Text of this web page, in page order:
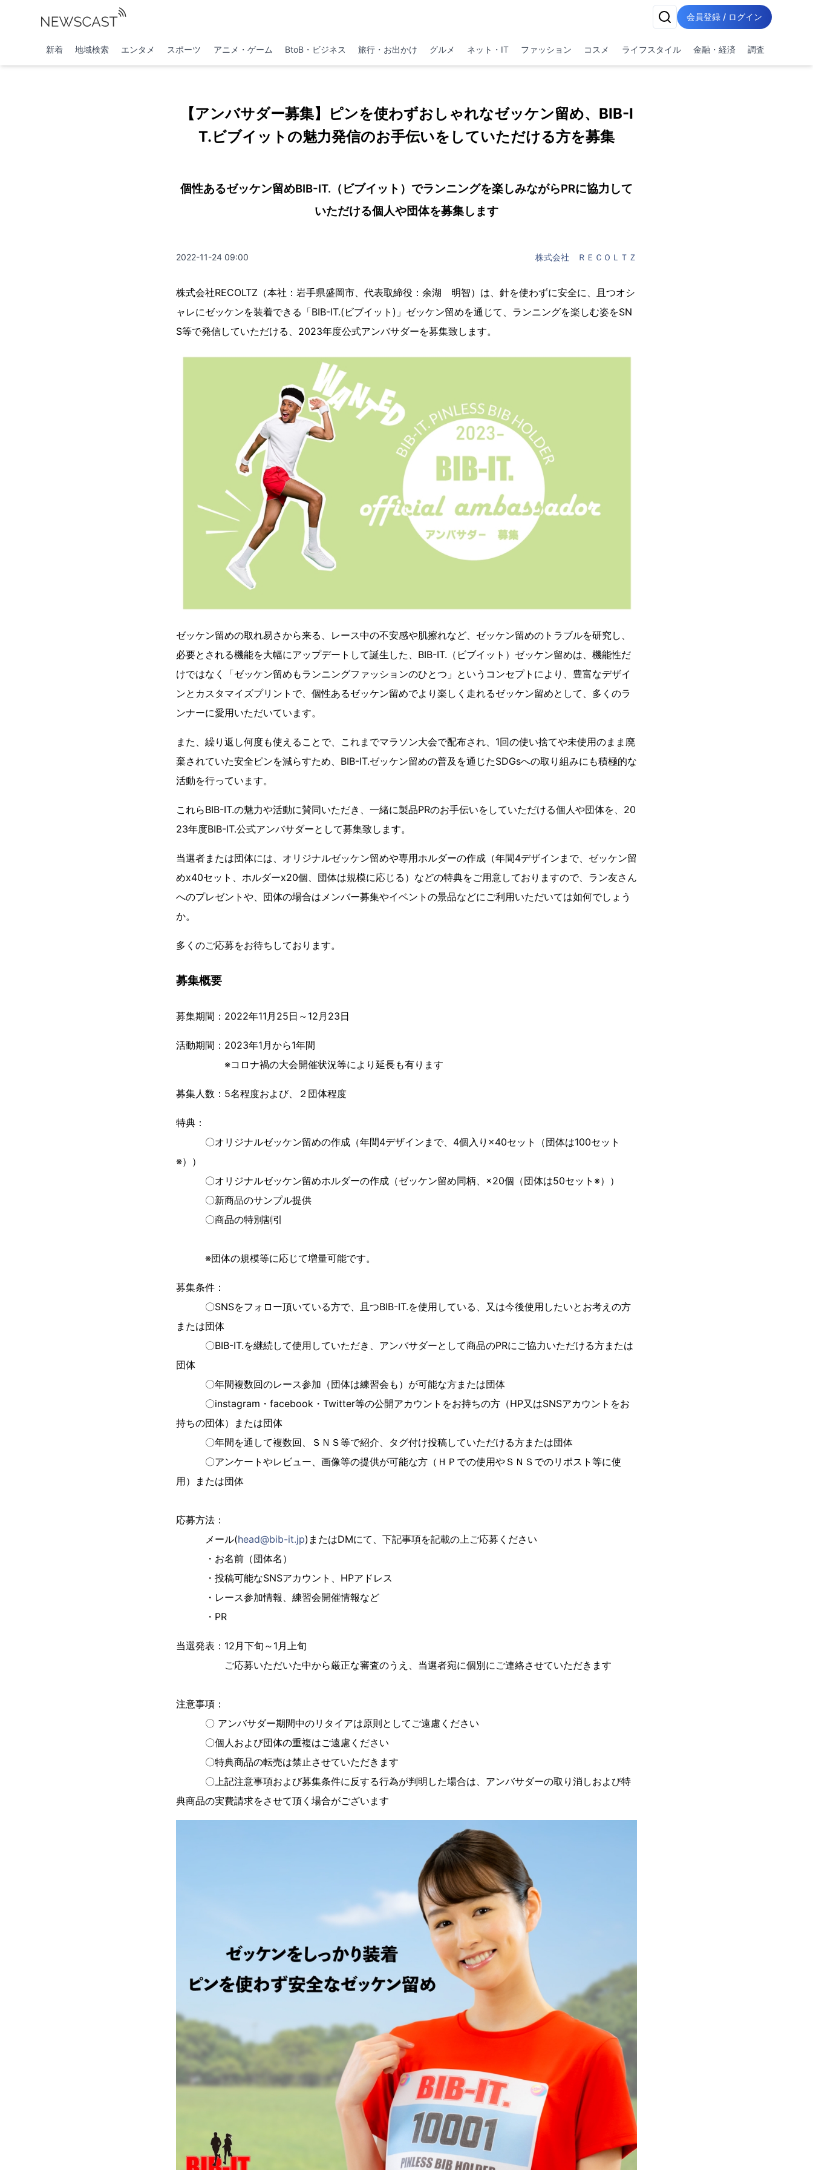
会員登録 / ログイン
新着 地域検索 エンタメ スポーツ アニメ・ゲーム BtoB・ビジネス 旅行・お出かけ グルメ ネット・IT ファッション コスメ ライフスタイル 金融・経済 調査
【アンバサダー募集】ピンを使わずおしゃれなゼッケン留め、BIB-I
T.ビブイットの魅力発信のお手伝いをしていただける方を募集
個性あるゼッケン留めBIB-IT.（ビブイット）でランニングを楽しみながらPRに協力して
いただける個人や団体を募集します
2022-11-24 09:00 株式会社 ＲＥＣＯＬＴＺ
株式会社RECOLTZ（本社：岩手県盛岡市、代表取締役：余湖 明智）は、針を使わずに安全に、且つオシ
ャレにゼッケンを装着できる「BIB-IT.(ビブイット)」ゼッケン留めを通じて、ランニングを楽しむ姿をSN
S等で発信していただける、2023年度公式アンバサダーを募集致します。
ゼッケン留めの取れ易さから来る、レース中の不安感や肌擦れなど、ゼッケン留めのトラブルを研究し、
必要とされる機能を大幅にアップデートして誕生した、BIB-IT.（ビブイット）ゼッケン留めは、機能性だ
けではなく「ゼッケン留めもランニングファッションのひとつ」というコンセプトにより、豊富なデザイ
ンとカスタマイズプリントで、個性あるゼッケン留めでより楽しく走れるゼッケン留めとして、多くのラ
ンナーに愛用いただいています。
また、繰り返し何度も使えることで、これまでマラソン大会で配布され、1回の使い捨てや未使用のまま廃
棄されていた安全ピンを減らすため、BIB-IT.ゼッケン留めの普及を通じたSDGsへの取り組みにも積極的な
活動を行っています。
これらBIB-IT.の魅力や活動に賛同いただき、一緒に製品PRのお手伝いをしていただける個人や団体を、20
23年度BIB-IT.公式アンバサダーとして募集致します。
当選者または団体には、オリジナルゼッケン留めや専用ホルダーの作成（年間4デザインまで、ゼッケン留
めx40セット、ホルダーx20個、団体は規模に応じる）などの特典をご用意しておりますので、ラン友さん
へのプレゼントや、団体の場合はメンバー募集やイベントの景品などにご利用いただいては如何でしょう
か。
多くのご応募をお待ちしております。
募集概要
募集期間：2022年11月25日～12月23日
活動期間：2023年1月から1年間
※コロナ禍の大会開催状況等により延長も有ります
募集人数：5名程度および、２団体程度
特典：
〇オリジナルゼッケン留めの作成（年間4デザインまで、4個入り×40セット（団体は100セット
※））
〇オリジナルゼッケン留めホルダーの作成（ゼッケン留め同柄、×20個（団体は50セット※））
〇新商品のサンプル提供
〇商品の特別割引
※団体の規模等に応じて増量可能です。
募集条件：
〇SNSをフォロー頂いている方で、且つBIB-IT.を使用している、又は今後使用したいとお考えの方
または団体
〇BIB-IT.を継続して使用していただき、アンバサダーとして商品のPRにご協力いただける方または
団体
〇年間複数回のレース参加（団体は練習会も）が可能な方または団体
〇instagram・facebook・Twitter等の公開アカウントをお持ちの方（HP又はSNSアカウントをお
持ちの団体）または団体
〇年間を通して複数回、ＳＮＳ等で紹介、タグ付け投稿していただける方または団体
〇アンケートやレビュー、画像等の提供が可能な方（ＨＰでの使用やＳＮＳでのリポスト等に使
用）または団体
応募方法：
メール(head@bib-it.jp)またはDMにて、下記事項を記載の上ご応募ください
・お名前（団体名）
・投稿可能なSNSアカウント、HPアドレス
・レース参加情報、練習会開催情報など
・PR
当選発表：12月下旬～1月上旬
ご応募いただいた中から厳正な審査のうえ、当選者宛に個別にご連絡させていただきます
注意事項：
〇 アンバサダー期間中のリタイアは原則としてご遠慮ください
〇個人および団体の重複はご遠慮ください
〇特典商品の転売は禁止させていただきます
〇上記注意事項および募集条件に反する行為が判明した場合は、アンバサダーの取り消しおよび特
典商品の実費請求をさせて頂く場合がございます